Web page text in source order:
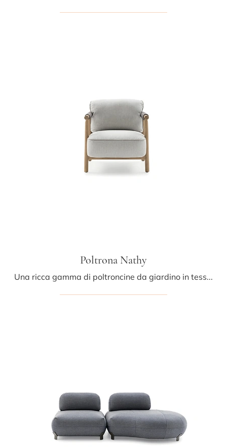
Poltrona Nathy
Una ricca gamma di poltroncine da giardino in tessuto ti sta aspettando nel nostro showroom: clicca e scopri il modello Poltrona Nathy di Ditre ...